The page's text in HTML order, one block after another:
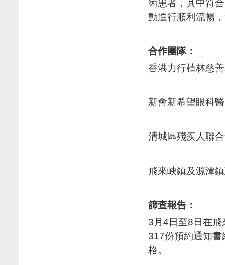
術患者，其中符
動進行順利流暢
合作團隊：
香港力行植林慈
新會新希望眼科
清城區殘疾人聯
飛來峽鎮及源潭
篩查報告 ：
3月4日至8日在
317份預約通知
格。